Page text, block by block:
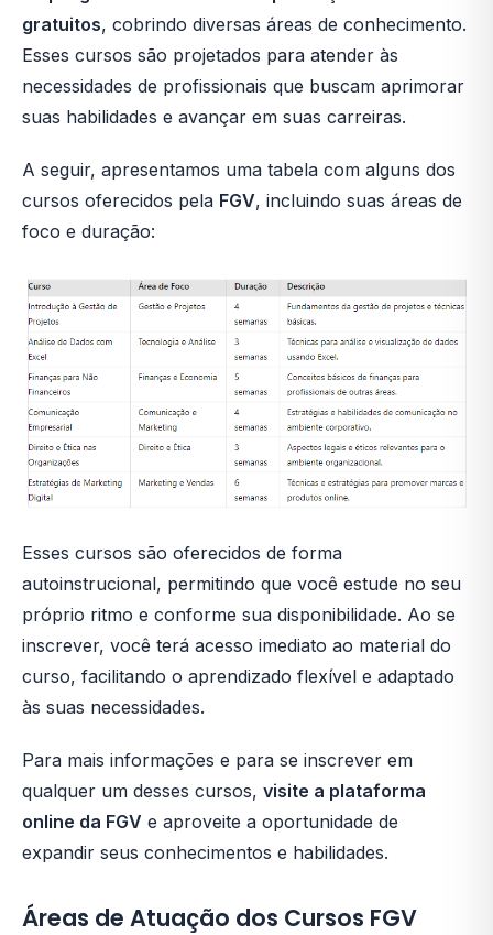
gratuitos, cobrindo diversas áreas de conhecimento.
Esses cursos são projetados para atender às
necessidades de profissionais que buscam aprimorar
suas habilidades e avançar em suas carreiras.
A seguir, apresentamos uma tabela com alguns dos
cursos oferecidos pela FGV, incluindo suas áreas de
foco e duração:
Esses cursos são oferecidos de forma
autoinstrucional, permitindo que você estude no seu
próprio ritmo e conforme sua disponibilidade. Ao se
inscrever, você terá acesso imediato ao material do
curso, facilitando o aprendizado flexível e adaptado
às suas necessidades.
Para mais informações e para se inscrever em
qualquer um desses cursos, visite a plataforma
online da FGV e aproveite a oportunidade de
expandir seus conhecimentos e habilidades.
Áreas de Atuação dos Cursos FGV